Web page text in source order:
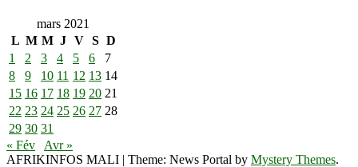
mars 2021
L M M J V S D
1
2 3 4 5 6
7
8
9 10 11 12 13 14
15 16 17 18 19 20 21
22 23 24 25 26 27 28
29 30 31
« Fév
Avr »
AFRIKINFOS MALI | Theme: News Portal by Mystery Themes.